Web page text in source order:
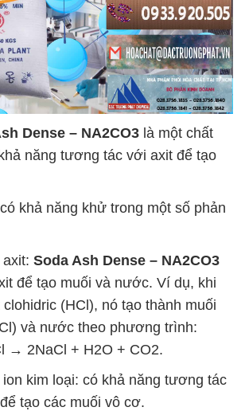
Dense – NA2CO3 là một chất
năng tương tác với axit để tạo
khả năng khử trong một số phản
Soda Ash Dense – NA2CO3
để tạo muối và nước. Ví dụ, khi
(HCl), nó tạo thành muối
và nước theo phương trình:
→ 2NaCl + H2O + CO2.
kim loại: có khả năng tương tác
tạo các muối vô cơ.